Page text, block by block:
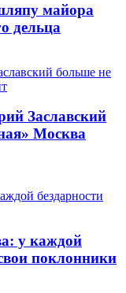
майора
дельца
Заславский
Москва
у каждой
поклонники